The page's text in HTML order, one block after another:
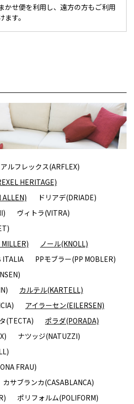
かせ便を利用し、遠方の方もご利用
ます。
アルフレックス(ARFLEX)
HERITAGE)
ALLEN)
ドリアデ(DRIADE)
ヴィトラ(VITRA)
ノール(KNOLL)
ITALIA
PPモブラー(PP MOBLER)
カルテル(KARTELL)
アイラーセン(EILERSEN)
(TECTA)
ポラダ(PORADA)
ナツッジ(NATUZZI)
FRAU)
カサブランカ(CASABLANCA)
ポリフォルム(POLIFORM)